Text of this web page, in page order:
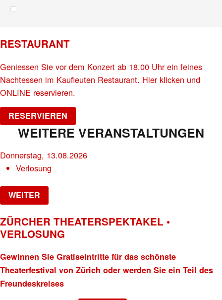
RESTAURANT
Geniessen Sie vor dem Konzert ab 18.00 Uhr ein feines
Nachtessen im Kaufleuten Restaurant. Hier klicken und
ONLINE reservieren.
RESERVIEREN
WEITERE VERANSTALTUNGEN
Donnerstag, 13.08.2026
Verlosung
WEITER
ZÜRCHER THEATERSPEKTAKEL •
VERLOSUNG
Gewinnen Sie Gratiseintritte für das schönste
Theaterfestival von Zürich oder werden Sie ein Teil des
Freundeskreises